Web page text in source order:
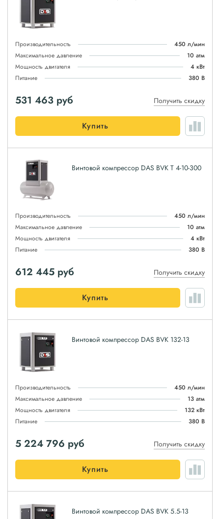
Производительность
450 л/мин
Максимальное давление
10 атм
Мощность двигателя
4 кВт
Питание
380 В
531 463 руб Получить скидку
Купить
Винтовой компрессор DAS BVK T 4-10-300
Производительность
450 л/мин
Максимальное давление
10 атм
Мощность двигателя
4 кВт
Питание
380 В
612 445 руб Получить скидку
Купить
Винтовой компрессор DAS BVK 132-13
Производительность
450 л/мин
Максимальное давление
13 атм
Мощность двигателя
132 кВт
Питание
380 В
5 224 796 руб Получить скидку
Купить
Винтовой компрессор DAS BVK 5.5-13